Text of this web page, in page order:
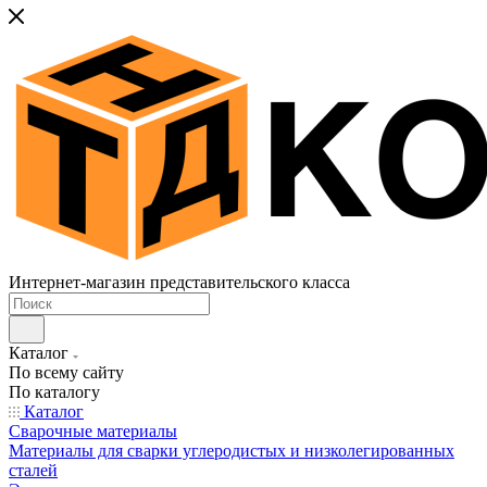
Интернет-магазин представительского класса
Каталог
По всему сайту
По каталогу
Каталог
Сварочные материалы
Материалы для сварки углеродистых и низколегированных
сталей